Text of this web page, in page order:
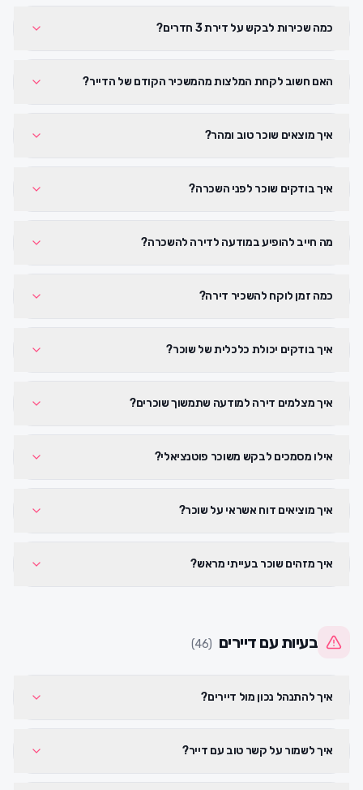
כמה שכירות לבקש על דירת 3 חדרים?
האם חשוב לקחת המלצות מהמשכיר הקודם של הדייר?
איך מוצאים שוכר טוב ומהר?
איך בודקים שוכר לפני השכרה?
מה חייב להופיע במודעה לדירה להשכרה?
כמה זמן לוקח להשכיר דירה?
איך בודקים יכולת כלכלית של שוכר?
איך מצלמים דירה למודעה שתמשוך שוכרים?
אילו מסמכים לבקש משוכר פוטנציאלי?
איך מוציאים דוח אשראי על שוכר?
איך מזהים שוכר בעייתי מראש?
בעיות עם דיירים (
46
)
איך להתנהל נכון מול דיירים?
איך לשמור על קשר טוב עם דייר?